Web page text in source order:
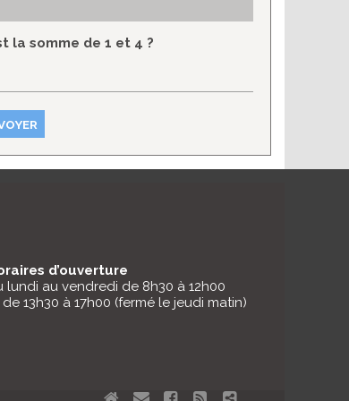
la somme de 1 et 4 ?
d’ouverture
lundi au vendredi de 8h30 à 12h00
de 13h30 à 17h00 (fermé le jeudi matin)
Aller Aller